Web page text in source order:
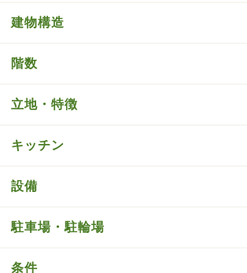
建物構造
階数
立地・特徴
キッチン
設備
駐車場・駐輪場
条件